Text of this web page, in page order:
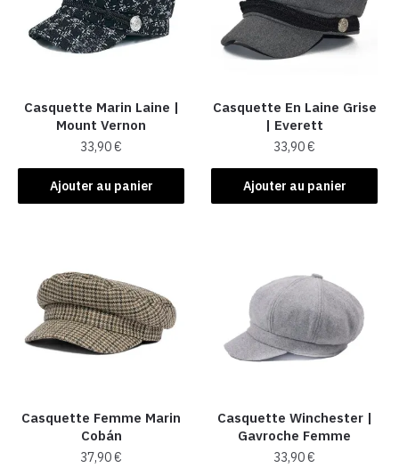
Casquette Marin Laine |
Mount Vernon
33,90€
Ajouter au panier
Casquette En Laine Grise
| Everett
33,90€
Ajouter au panier
Casquette Femme Marin
Cobán
37,90€
Casquette Winchester |
Gavroche Femme
33,90€